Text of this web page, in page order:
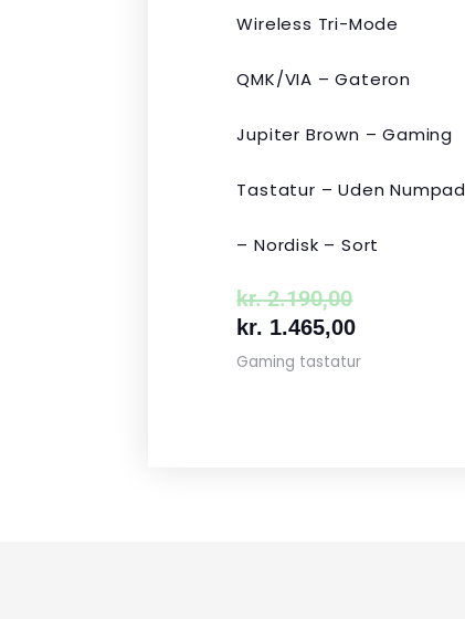
Wireless Tri-Mode
QMK/VIA – Gateron
Jupiter Brown – Gaming
Tastatur – Uden Numpad
– Nordisk – Sort
kr.2.190,00
kr. 1.465,00
Gaming tastatur